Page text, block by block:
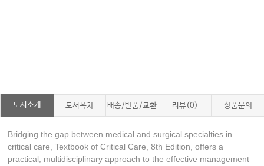
도서소개 도서목차 배송/반품/교환 리뷰(0) 상품문의
Bridging the gap between medical and surgical specialties in
critical care, Textbook of Critical Care, 8th Edition, offers a
practical, multidisciplinary approach to the effective management